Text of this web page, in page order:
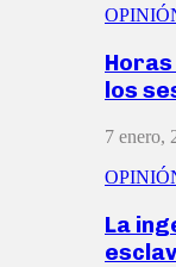
los
7 enero,
La